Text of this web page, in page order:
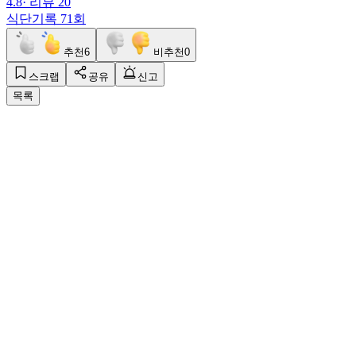
5.0· 리뷰6
식단기록